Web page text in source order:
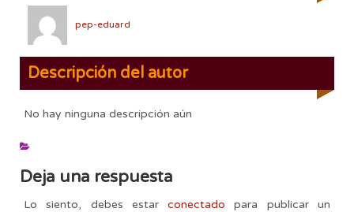
pep-eduard
Descripción del autor
No hay ninguna descripción aún
Deja una respuesta
Lo siento, debes estarconectado para publicar un